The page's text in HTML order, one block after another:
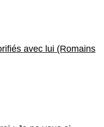
avec lui (Romains